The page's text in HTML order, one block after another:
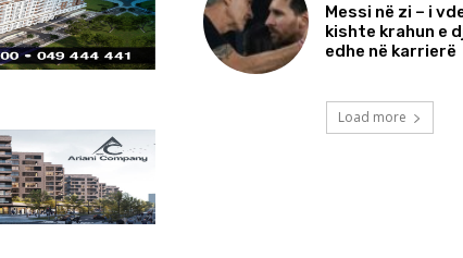
Messi në zi – i
kishte krahun e
edhe në karrierë
Load more